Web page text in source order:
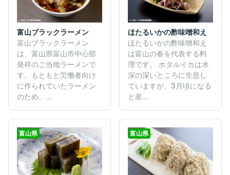
富山ブラックラーメン
富山ブラックラーメン
は、富山県富山市中心部
発祥のご当地ラーメンで
す。もともと労働者向け
に作られていたラーメン
のため、...
ほたるいかの酢味噌和え
ほたるいかの酢味噌和え
は富山の春を代表する料
理です。 ホタルイカは水
深の深いところに生息し
ていますが、3月頃になる
と産...
富山県 富山県